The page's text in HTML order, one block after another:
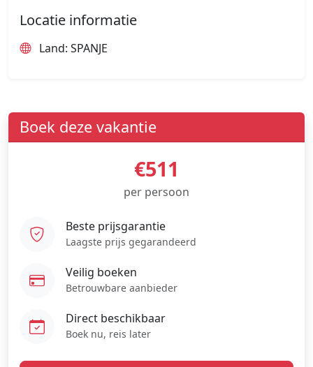
Locatie informatie
Land: SPANJE
Boek deze vakantie
€511
per persoon
Beste prijsgarantie
Laagste prijs gegarandeerd
Veilig boeken
Betrouwbare aanbieder
Direct beschikbaar
Boek nu, reis later